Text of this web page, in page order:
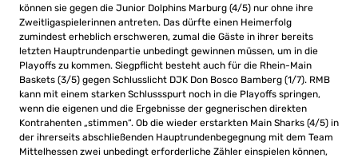
können sie gegen die Junior Dolphins Marburg (4/5) nur ohne ihre
Zweitligaspielerinnen antreten. Das dürfte einen Heimerfolg
zumindest erheblich erschweren, zumal die Gäste in ihrer bereits
letzten Hauptrundenpartie unbedingt gewinnen müssen, um in die
Playoffs zu kommen. Siegpflicht besteht auch für die Rhein-Main
Baskets (3/5) gegen Schlusslicht DJK Don Bosco Bamberg (1/7). RMB
kann mit einem starken Schlussspurt noch in die Playoffs springen,
wenn die eigenen und die Ergebnisse der gegnerischen direkten
Kontrahenten „stimmen“. Ob die wieder erstarkten Main Sharks (4/5) in
der ihrerseits abschließenden Hauptrundenbegegnung mit dem Team
Mittelhessen zwei unbedingt erforderliche Zähler einspielen können,